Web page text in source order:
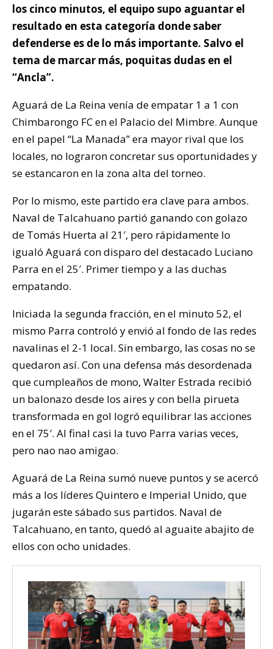
los cinco minutos, el equipo supo aguantar el
resultado en esta categoría donde saber
defenderse es de lo más importante. Salvo el
tema de marcar más, poquitas dudas en el
“Ancla”.
Aguará de La Reina venía de empatar 1 a 1 con
Chimbarongo FC en el Palacio del Mimbre. Aunque
en el papel “La Manada” era mayor rival que los
locales, no lograron concretar sus oportunidades y
se estancaron en la zona alta del torneo.
Por lo mismo, este partido era clave para ambos.
Naval de Talcahuano partió ganando con golazo
de Tomás Huerta al 21′, pero rápidamente lo
igualó Aguará con disparo del destacado Luciano
Parra en el 25′. Primer tiempo y a las duchas
empatando.
Iniciada la segunda fracción, en el minuto 52, el
mismo Parra controló y envió al fondo de las redes
navalinas el 2-1 local. Sin embargo, las cosas no se
quedaron así. Con una defensa más desordenada
que cumpleaños de mono, Walter Estrada recibió
un balonazo desde los aires y con bella pirueta
transformada en gol logró equilibrar las acciones
en el 75′. Al final casi la tuvo Parra varias veces,
pero nao nao amigao.
Aguará de La Reina sumó nueve puntos y se acercó
más a los líderes Quintero e Imperial Unido, que
jugarán este sábado sus partidos. Naval de
Talcahuano, en tanto, quedó al aguaite abajito de
ellos con ocho unidades.